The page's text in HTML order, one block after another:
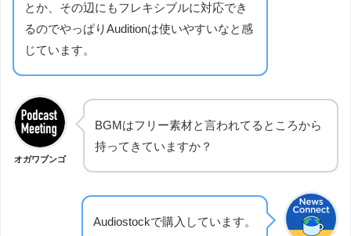
とか、その辺にもフレキシブルに対応でき
るのでやっぱりAuditionは使いやすいなと感
じています。
オガワブンゴ
BGMはフリー素材と言われてるところから
持ってきていますか？
Audiostockで購入しています。